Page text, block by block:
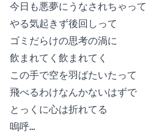
今日も悪夢にうなされちゃって
やる気起きず後回しって
ゴミだらけの思考の渦に
飲まれてく飲まれてく
この手で空を羽ばたいたって
飛べるわけなんかないはずで
とっくに心は折れてる
嗚呼…